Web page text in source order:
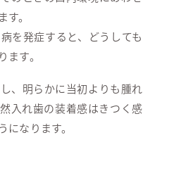
。
を発症すると、どうしても
す。
、明らかに当初よりも腫れ
入れ歯の装着感はきつく感
になります。